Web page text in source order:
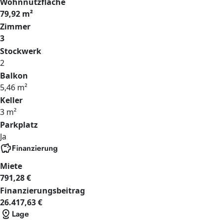
79,92 m²
Zimmer
3
Stockwerk
2
Balkon
5,46 m²
Keller
3 m²
Parkplatz
Ja
savingsFinanzierung
Miete
791,28 €
Finanzierungsbeitrag
26.417,63 €
distance Lage